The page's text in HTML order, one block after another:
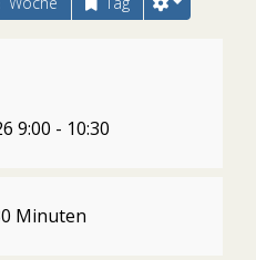
9:00 - 10:30
Minuten